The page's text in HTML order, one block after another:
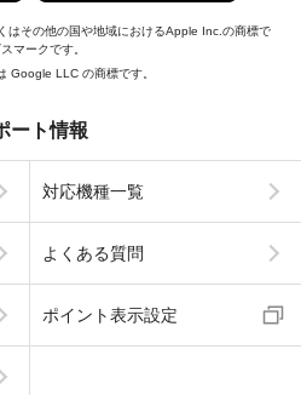
はその他の国や地域におけるApple Inc.の商標で
マークです。
Google LLC の商標です。
ート情報
対応機種一覧
よくある質問
ポイント表示設定